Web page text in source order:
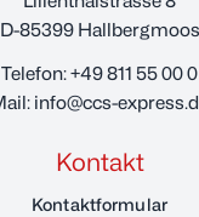
D-85399 Hallbergmoos
Telefon:+49 811 55 00 0
info@ccs-
Kontakt
Kontaktformular